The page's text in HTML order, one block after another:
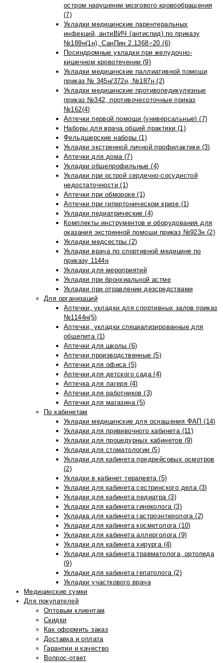
остром нарушении мозгового кровообращения
(7)
Укладки медицинские парентеральных
инфекций, антиВИЧ (антиспид) по приказу
№189н(1н), СанПин 2.1368−20 (6)
Посиндромные укладки при желудочно-
кишечном кровотечении (9)
Укладки медицинские паллиативной помощи
приказ № 345н/372н, №187н (2)
Укладки медицинские противопедикулезные
приказ №342, противочесоточные приказ
№162(4)
Аптечки первой помощи (универсальные) (7)
Наборы для врача общей практики (1)
Фельдшерские наборы (1)
Укладки экстренной личной профилактики (3)
Аптечки для дома (7)
Укладки общепрофильные (4)
Укладки при острой сердечно-сосудистой
недостаточности (1)
Аптечки при обмороке (1)
Аптечки при гипертоническом кризе (1)
Укладки педиатрические (4)
Комплекты инструментов и оборудования для
оказания экстренной помощи приказ №923н (2)
Укладки медсестры (2)
Укладки врача по спортивной медицине по
приказу 1144н
Укладки для мероприятий
Укладки при бронхиальной астме
Укладки при отравлении дезсредствами
Для организаций
Аптечки, укладки для спортивных залов приказ
№1144н(5)
Аптечки, укладки специализированные для
общепита (1)
Аптечки для школы (6)
Аптечки производственные (5)
Аптечки для офиса (5)
Аптечки для детского сада (4)
Аптечка для лагеря (4)
Аптечки для работников (3)
Аптечки для магазина (5)
По кабинетам
Укладки медицинские для оснащения ФАП (14)
Укладки для прививочного кабинета (11)
Укладки для процедурных кабинетов (9)
Укладки для стоматологии (5)
Укладки для кабинета предрейсовых осмотров
(2)
Укладки в кабинет терапевта (5)
Укладки для кабинета сестринского дела (3)
Укладки для кабинета педиатра (3)
Укладки для кабинета гинеколога (3)
Укладка для кабинета гастроэнтеролога (2)
Укладки для кабинета косметолога (10)
Укладки для кабинета аллерголога (9)
Укладки для кабинета хирурга (4)
Укладки для кабинета травматолога, ортопеда
(9)
Укладки для кабинета гепатолога (2)
Укладки участкового врача
Медицинские сумки
Для покупателей
Оптовым клиентам
Скидки
Как оформить заказ
Доставка и оплата
Гарантии и качество
Вопрос-ответ